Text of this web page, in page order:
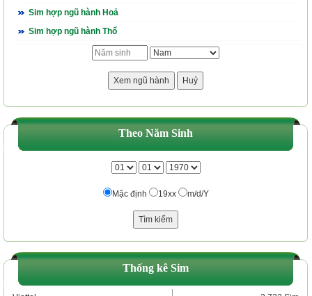
Sim hợp ngũ hành Hoả
Sim hợp ngũ hành Thổ
Theo Năm Sinh
Mặc định 19xx m/d/Y
Thống kê Sim